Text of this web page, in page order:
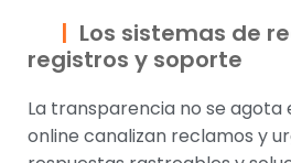
Los sistemas de
registros y soporte
La transparencia no se agota
online canalizan reclamos y